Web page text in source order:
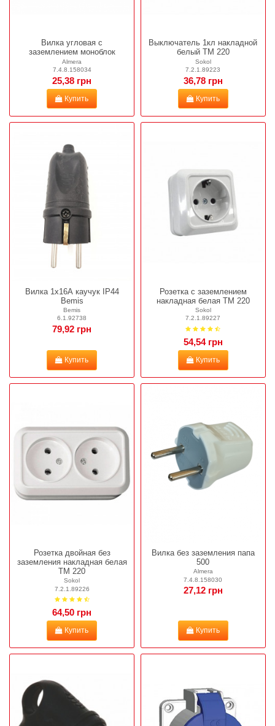
Вилка угловая с
заземлением моноблок
Almera
7.4.8.158034
25,38 грн
Купить
Выключатель 1кл накладной
белый ТМ 220
Sokol
7.2.1.89223
36,78 грн
Купить
Вилка 1х16А каучук IP44
Bemis
Bemis
6.1.92738
79,92 грн
Купить
Розетка с заземлением
накладная белая ТМ 220
Sokol
7.2.1.89227
54,54 грн
Купить
Розетка двойная без
заземления накладная белая
ТМ 220
Sokol
7.2.1.89226
64,50 грн
Купить
Вилка без заземления папа
500
Almera
7.4.8.158030
27,12 грн
Купить